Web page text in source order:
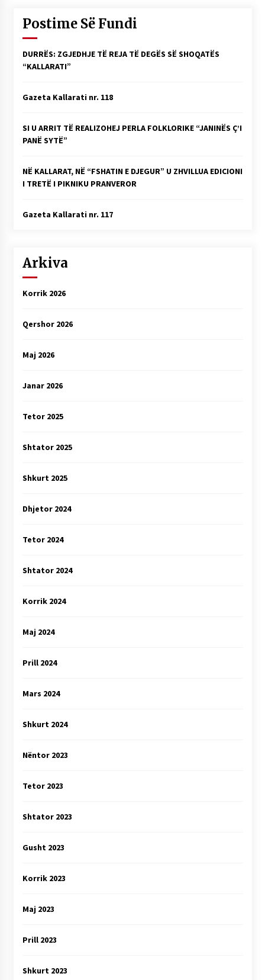
Postime Së Fundi
DURRËS: ZGJEDHJE TË REJA TË DEGËS SË SHOQATËS
“KALLARATI”
Gazeta Kallarati nr. 118
SI U ARRIT TË REALIZOHEJ PERLA FOLKLORIKE “JANINËS Ç’I
PANË SYTË”
NË KALLARAT, NË “FSHATIN E DJEGUR” U ZHVILLUA EDICIONI
I TRETË I PIKNIKU PRANVEROR
Gazeta Kallarati nr. 117
Arkiva
Korrik 2026
Qershor 2026
Maj 2026
Janar 2026
Tetor 2025
Shtator 2025
Shkurt 2025
Dhjetor 2024
Tetor 2024
Shtator 2024
Korrik 2024
Maj 2024
Prill 2024
Mars 2024
Shkurt 2024
Nëntor 2023
Tetor 2023
Shtator 2023
Gusht 2023
Korrik 2023
Maj 2023
Prill 2023
Shkurt 2023